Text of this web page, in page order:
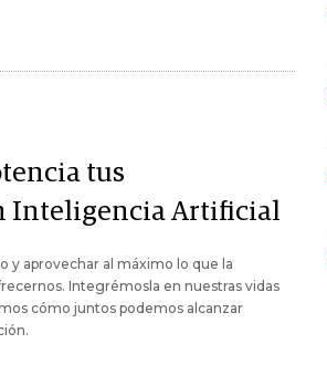
tus
Inteligencia Artificial
y aprovechar al máximo lo que la
Integrémosla en nuestras vidas
cómo juntos podemos alcanzar